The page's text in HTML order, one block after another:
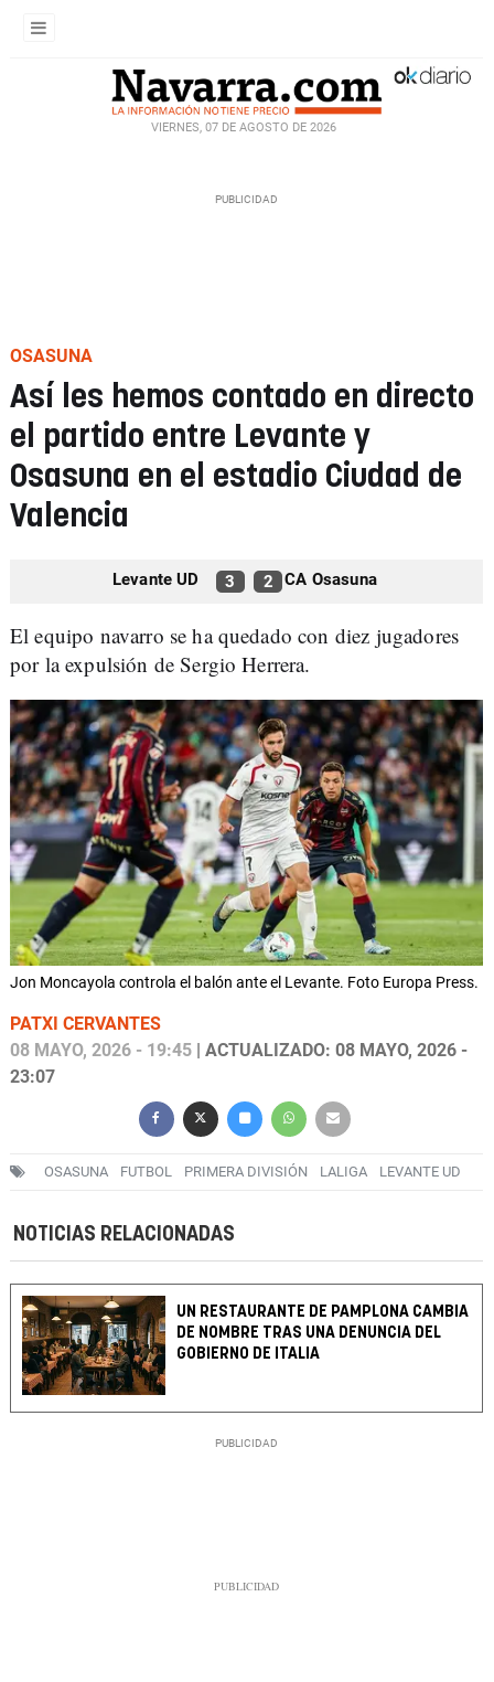
VIERNES, 07 DE AGOSTO DE 2026
OSASUNA
Así les hemos contado en directo
el partido entre Levante y
Osasuna en el estadio Ciudad de
Valencia
Levante UD 3 2 CA Osasuna
El equipo navarro se ha quedado con diez jugadores
por la expulsión de Sergio Herrera.
Jon Moncayola controla el balón ante el Levante. Foto Europa Press.
PATXI CERVANTES
08 MAYO, 2026 - 19:45 | ACTUALIZADO: 08 MAYO, 2026 -
23:07
OSASUNA FUTBOL PRIMERA DIVISIÓN LALIGA LEVANTE UD
NOTICIAS RELACIONADAS
UN RESTAURANTE DE PAMPLONA CAMBIA
DE NOMBRE TRAS UNA DENUNCIA DEL
GOBIERNO DE ITALIA